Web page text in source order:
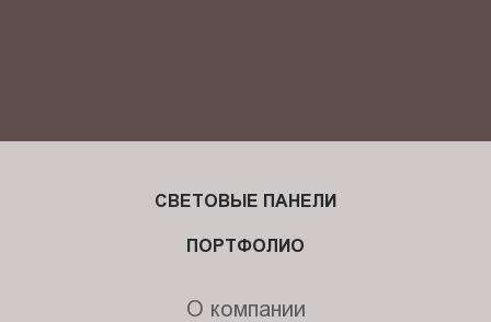
СВЕТОВЫЕ ПАНЕЛИ
ПОРТФОЛИО
О компании